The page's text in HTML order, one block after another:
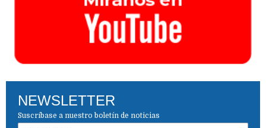
NEWSLETTER
Suscríbase a nuestro boletín de noticias